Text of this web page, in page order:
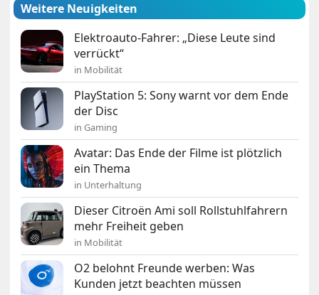
Weitere Neuigkeiten
Elektroauto-Fahrer: „Diese Leute sind
verrückt“
in Mobilität
PlayStation 5: Sony warnt vor dem Ende
der Disc
in Gaming
Avatar: Das Ende der Filme ist plötzlich
ein Thema
in Unterhaltung
Dieser Citroën Ami soll Rollstuhlfahrern
mehr Freiheit geben
in Mobilität
O2 belohnt Freunde werben: Was
Kunden jetzt beachten müssen